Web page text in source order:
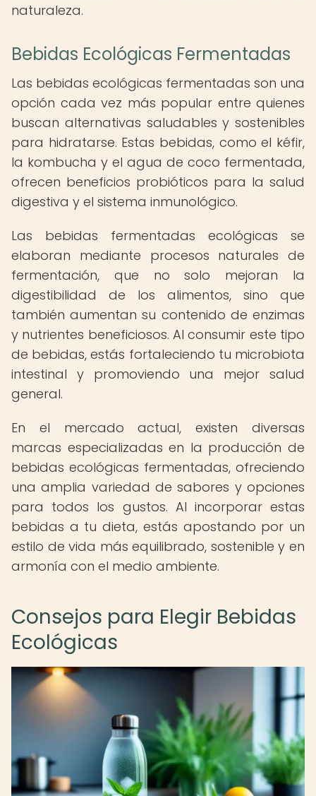
naturaleza.
Bebidas Ecológicas Fermentadas
Las bebidas ecológicas fermentadas son una
opción cada vez más popular entre quienes
buscan alternativas saludables y sostenibles
para hidratarse. Estas bebidas, como el kéfir,
la kombucha y el agua de coco fermentada,
ofrecen beneficios probióticos para la salud
digestiva y el sistema inmunológico.
Las bebidas fermentadas ecológicas se
elaboran mediante procesos naturales de
fermentación, que no solo mejoran la
digestibilidad de los alimentos, sino que
también aumentan su contenido de enzimas
y nutrientes beneficiosos. Al consumir este tipo
de bebidas, estás fortaleciendo tu microbiota
intestinal y promoviendo una mejor salud
general.
En el mercado actual, existen diversas
marcas especializadas en la producción de
bebidas ecológicas fermentadas, ofreciendo
una amplia variedad de sabores y opciones
para todos los gustos. Al incorporar estas
bebidas a tu dieta, estás apostando por un
estilo de vida más equilibrado, sostenible y en
armonía con el medio ambiente.
Consejos para Elegir Bebidas
Ecológicas